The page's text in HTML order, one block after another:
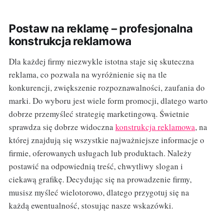
Postaw na reklamę – profesjonalna
konstrukcja reklamowa
Dla każdej firmy niezwykle istotna staje się skuteczna
reklama, co pozwala na wyróżnienie się na tle
konkurencji, zwiększenie rozpoznawalności, zaufania do
marki. Do wyboru jest wiele form promocji, dlatego warto
dobrze przemyśleć strategię marketingową. Świetnie
sprawdza się dobrze widocznakonstrukcja reklamowa, na
której znajdują się wszystkie najważniejsze informacje o
firmie, oferowanych usługach lub produktach. Należy
postawić na odpowiednią treść, chwytliwy slogan i
ciekawą grafikę. Decydując się na prowadzenie firmy,
musisz myśleć wielotorowo, dlatego przygotuj się na
każdą ewentualność, stosując nasze wskazówki.